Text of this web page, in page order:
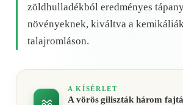
zöldhulladékból eredményes
növényeknek, kiváltva a
talajromláson.
A KÍSÉRLET
A vörös giliszták három